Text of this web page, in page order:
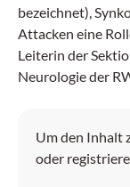
bezeichnet),
Attacken eine
Leiterin der
Neurologie der
Um den Inhalt
oder